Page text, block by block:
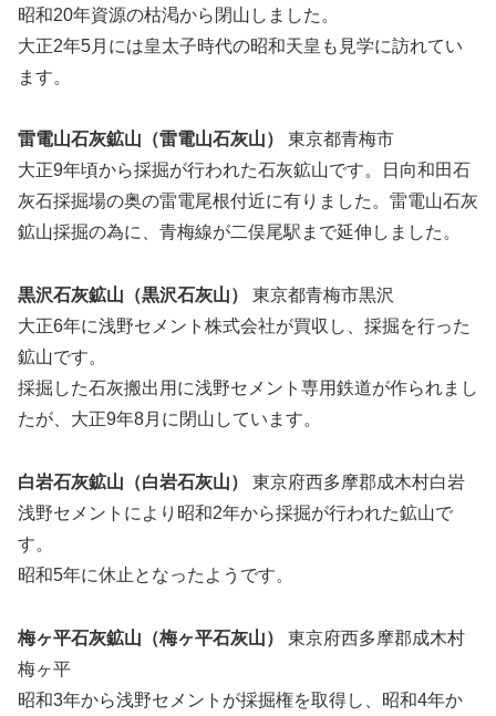
昭和20年資源の枯渇から閉山しました。
大正2年5月には皇太子時代の昭和天皇も見学に訪れてい
ます。
雷電山石灰鉱山（雷電山石灰山）
東京都青梅市
大正9年頃から採掘が行われた石灰鉱山です。日向和田石
灰石採掘場の奥の雷電尾根付近に有りました。雷電山石灰
鉱山採掘の為に、青梅線が二俣尾駅まで延伸しました。
黒沢石灰鉱山（黒沢石灰山）
東京都青梅市黒沢
大正6年に浅野セメント株式会社が買収し、採掘を行った
鉱山です。
採掘した石灰搬出用に浅野セメント専用鉄道が作られまし
たが、大正9年8月に閉山しています。
白岩石灰鉱山（白岩石灰山）
東京府西多摩郡成木村白岩
浅野セメントにより昭和2年から採掘が行われた鉱山で
す。
昭和5年に休止となったようです。
梅ヶ平石灰鉱山（梅ヶ平石灰山）
東京府西多摩郡成木村
梅ヶ平
昭和3年から浅野セメントが採掘権を取得し、昭和4年か